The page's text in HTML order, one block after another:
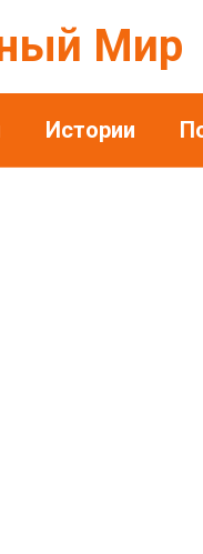
Мир
Истории